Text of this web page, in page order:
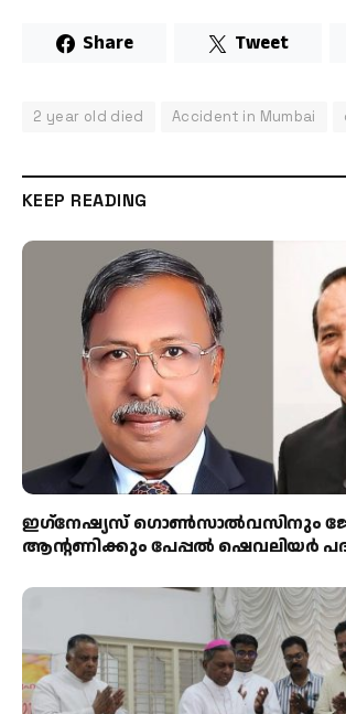
Share Tweet
2 year old died Accident in Mumbai
KEEP READING
ഇഗ്‌നേഷ്യസ് ഗൊൺസാൽവസിനും
ആന്റണിക്കും പേപ്പൽ ഷെവലിയർ